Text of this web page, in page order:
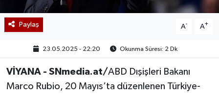
Paylaş A- A+
23.05.2025 - 22:20 Okunma Süresi: 2 Dk
VİYANA - SNmedia.at/ABD Dışişleri Bakanı
Marco Rubio, 20 Mayıs’ta düzenlenen Türkiye-